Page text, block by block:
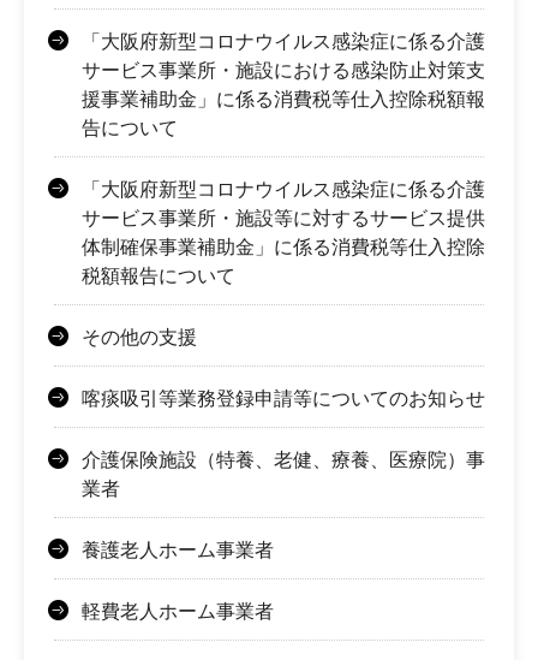
「大阪府新型コロナウイルス感染症に係る介護
サービス事業所・施設における感染防止対策支
援事業補助金」に係る消費税等仕入控除税額報
告について
「大阪府新型コロナウイルス感染症に係る介護
サービス事業所・施設等に対するサービス提供
体制確保事業補助金」に係る消費税等仕入控除
税額報告について
その他の支援
喀痰吸引等業務登録申請等についてのお知らせ
介護保険施設（特養、老健、療養、医療院）事
業者
養護老人ホーム事業者
軽費老人ホーム事業者